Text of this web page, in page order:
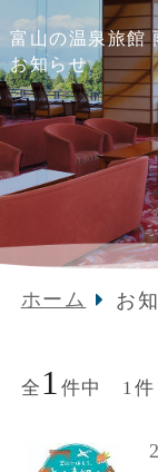
富山の温泉旅館
お知らせ
ホーム お
全 1 件中 1件